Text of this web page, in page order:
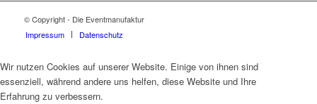
© Copyright - Die Eventmanufaktur
Impressum
Datenschutz
Wir nutzen Cookies auf unserer Website. Einige von ihnen sind
essenziell, während andere uns helfen, diese Website und Ihre
Erfahrung zu verbessern.